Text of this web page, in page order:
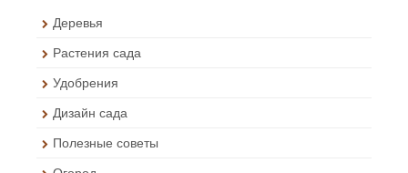
Деревья
Растения сада
Удобрения
Дизайн сада
Полезные советы